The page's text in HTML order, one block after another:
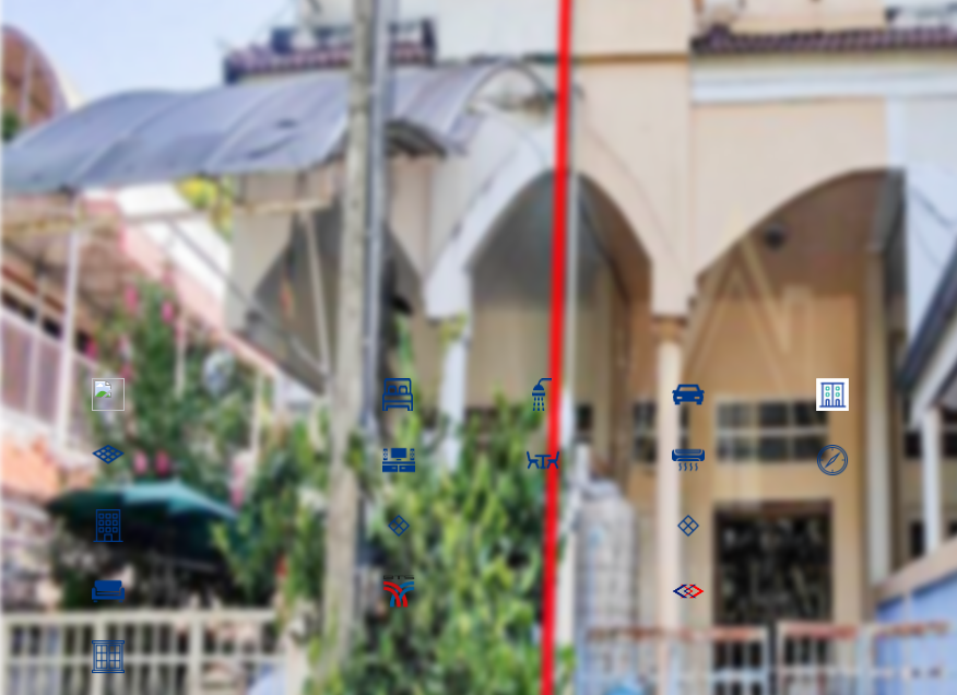
รหัสทรัพย์BHL544
อัพเดท1/17/2025 3:04 PM
ทาวน์เฮ้าส์ 3 ชั้น หมู่บ้าน เสนาวิลล่า ลำลูกกาคลอง
2
ที่ตั้ง: ถ.ลำลูกกาคลอง 2 ต.คูคต อ.ลำลูกกา จ.ปทุมธานี
ราคาขาย
1,990,000.00 ฿
ตร.ว.: 18
100 ตร.ม.
ห้องรับแขก ห้องรับแขก:
วิว:
2 ห้องน้ำ
ห้องนั่งเล่น ห้องครัว
พื้นที่ชั้นล่าง:
1 คัน
เครื่อง
พื้นที่ชั้นบน: